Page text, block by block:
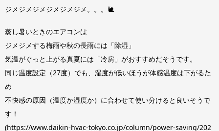
ジメジメジメジメジメジメ。。。🐌
蒸し暑いときのエアコンは
ジメジメする梅雨や秋の長雨には「除湿」
気温がぐっと上がる真夏には「冷房」がおすすめだそうです。
同じ温度設定（27度）でも、湿度が低いほうが体感温度は下がるた
め
不快感の原因（温度か湿度か）に合わせて使い分けると良いそうで
す！
(https://www.daikin-hvac-tokyo.co.jp/column/power-saving/202